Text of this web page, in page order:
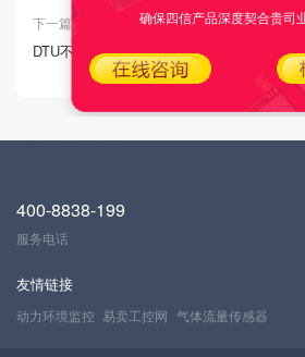
下一篇：
DTU不上线
400-8838-199
服务电话
友情链接
动力环境监控 易卖工控网 气体流量传感器
确保四信产品深度契合贵司